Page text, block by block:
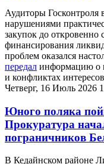
Аудиторы Госконтроля
нарушениями
закупок до откровенно
финансирования
проблем оказался
передал информацию о
и конфликтах
Четверг, 16 Июль 2026
Юного поляка
Прокуратура
пограничников
В Кедайнском районе